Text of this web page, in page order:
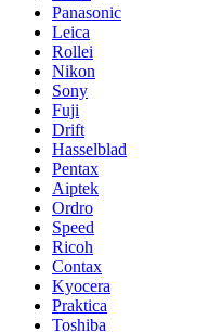
Panasonic
Leica
Rollei
Nikon
Sony
Fuji
Drift
Hasselblad
Pentax
Aiptek
Ordro
Speed
Ricoh
Contax
Kyocera
Praktica
Toshiba